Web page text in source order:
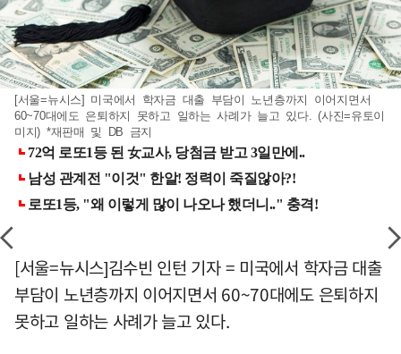
[서울=뉴시스] 미국에서 학자금 대출 부담이 노년층까지 이어지면서
60~70대에도 은퇴하지 못하고 일하는 사례가 늘고 있다. (사진=유토이
미지) *재판매 및 DB 금지
[서울=뉴시스]김수빈 인턴 기자 = 미국에서 학자금 대출
부담이 노년층까지 이어지면서 60~70대에도 은퇴하지
못하고 일하는 사례가 늘고 있다.